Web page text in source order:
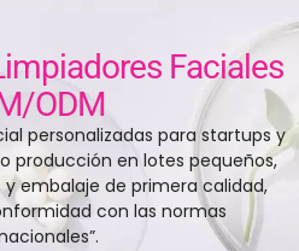
Faciales
ODM
personalizadas para startups y
producción en lotes pequeños,
embalaje de primera calidad,
con las normas